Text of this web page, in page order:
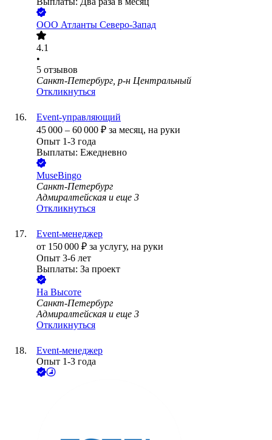
ООО Атланты Северо-Запад
4.1
•
5 отзывов
Санкт-Петербург, р-н Центральный
Откликнуться
Event-управляющий
45 000 – 60 000 ₽ за месяц, на руки
Опыт 1-3 года
Выплаты: Ежедневно
MuseBingo
Санкт-Петербург
Адмиралтейская и еще 3
Откликнуться
Event-менеджер
от 150 000 ₽ за услугу, на руки
Опыт 3-6 лет
Выплаты: За проект
На Высоте
Санкт-Петербург
Адмиралтейская и еще 3
Откликнуться
Event-менеджер
Опыт 1-3 года